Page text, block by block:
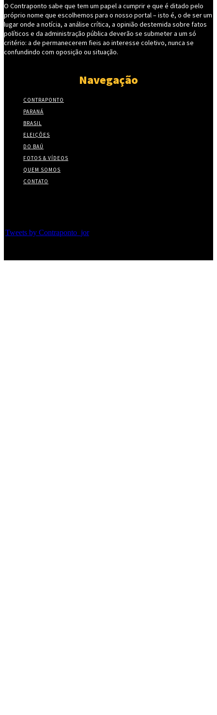
O Contraponto sabe que tem um papel a cumprir e que é ditado pelo
próprio nome que escolhemos para o nosso portal – isto é, o de ser um
lugar onde a notícia, a análise crítica, a opinião destemida sobre fatos
políticos e da administração pública deverão se submeter a um só
critério: a de permanecerem fieis ao interesse coletivo, nunca se
confundindo com oposição ou situação.
Navegação
CONTRAPONTO
PARANÁ
BRASIL
ELEIÇÕES
DO BAÚ
FOTOS & VÍDEOS
QUEM SOMOS
CONTATO
Tweets by Contraponto_jor